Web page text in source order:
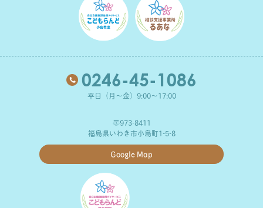
0246-45-1086
平日（月～金）9:00～17:00
〒973-8411
福島県いわき市小島町1-5-8
Google Map